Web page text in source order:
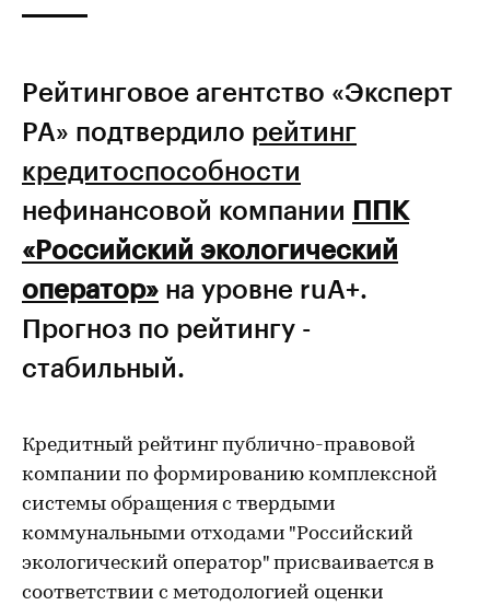
Рейтинговое агентство «Эксперт
РА» подтвердило рейтинг
кредитоспособности
нефинансовой компании ППК
«Российский экологический
оператор» на уровне ruA+.
Прогноз по рейтингу -
стабильный.
Кредитный рейтинг публично-правовой
компании по формированию комплексной
системы обращения с твердыми
коммунальными отходами "Российский
экологический оператор" присваивается в
соответствии с методологией оценки